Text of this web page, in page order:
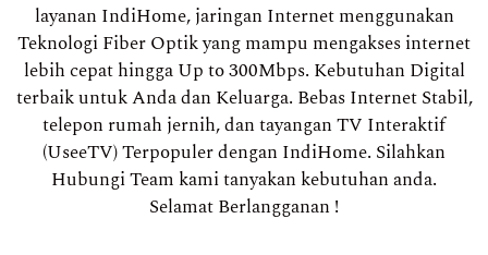
layanan IndiHome, jaringan Internet menggunakan
Teknologi Fiber Optik yang mampu mengakses internet
lebih cepat hingga Up to 300Mbps. Kebutuhan Digital
terbaik untuk Anda dan Keluarga. Bebas Internet Stabil,
telepon rumah jernih, dan tayangan TV Interaktif
(UseeTV) Terpopuler dengan IndiHome. Silahkan
Hubungi Team kami tanyakan kebutuhan anda.
Selamat Berlangganan !